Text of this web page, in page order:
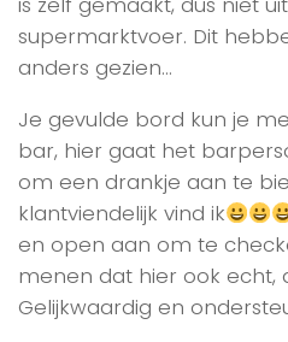
supermarktvoer. Dit
anders gezien…
Je gevulde bord kun je
bar, hier gaat het
om een drankje aan te
klantviendelijk vind ik
en open aan om te
menen dat hier ook echt,
Gelijkwaardig en